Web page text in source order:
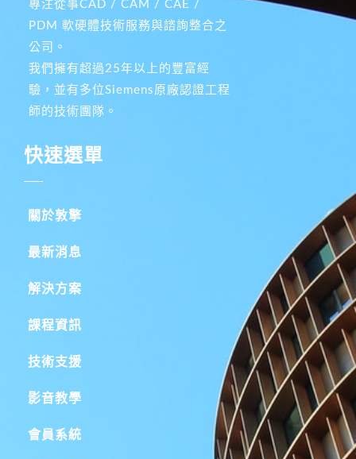
專注從事CAD / CAM / CAE /
PDM 軟硬體技術服務與諮詢整合之
公司。
我們擁有超過25年以上的豐富經
驗，並有多位Siemens原廠認證工程
師的技術團隊。
快速選單
關於敦擎
最新消息
解決方案
課程資訊
技術支援
影音教學
會員系統